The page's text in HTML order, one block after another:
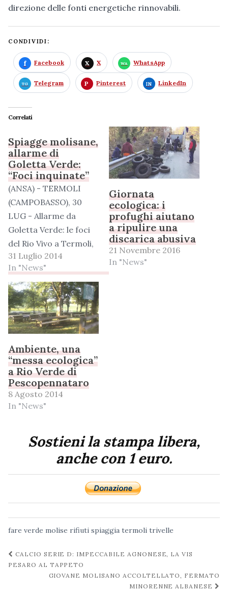
direzione delle fonti energetiche rinnovabili.
CONDIVIDI:
Facebook X WhatsApp
Telegram Pinterest LinkedIn
Correlati
Spiagge molisane,
allarme di
Goletta Verde:
“Foci inquinate”
(ANSA) - TERMOLI
(CAMPOBASSO), 30
LUG - Allarme da
Goletta Verde: le foci
del Rio Vivo a Termoli,
del Biferno a
Campomarino e del
Tecchio a Petacciato
sono "fortemente
inquinate" in base ai
prelievi eseguiti in
risultano balneabili sul
Portale delle Acque
gestito dal ministero
della Salute.…
31 Luglio 2014
In "News"
Giornata
ecologica: i
profughi aiutano
a ripulire una
discarica abusiva
21 Novembre 2016
In "News"
Ambiente, una
“messa ecologica”
a Rio Verde di
Pescopennataro
8 Agosto 2014
In "News"
Sostieni la stampa libera,
anche con 1 euro.
fare verde molise rifiuti spiaggia termoli trivelle
Navigazione
post
CALCIO SERIE D: IMPECCABILE AGNONESE, LA VIS
PESARO AL TAPPETO
GIOVANE MOLISANO ACCOLTELLATO, FERMATO
MINORENNE ALBANESE